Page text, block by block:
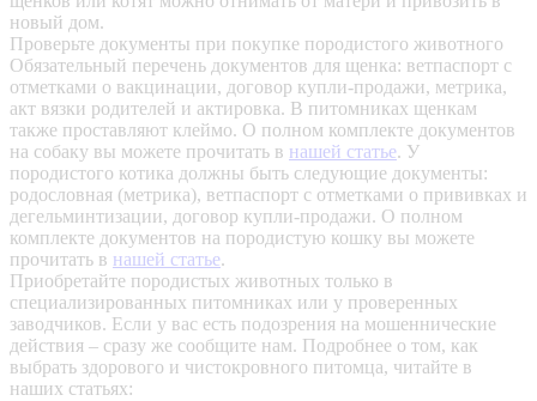
новый дом.
Проверьте документы при покупке породистого животного
Обязательный перечень документов для щенка: ветпаспорт с
отметками о вакцинации, договор купли-продажи, метрика,
акт вязки родителей и актировка. В питомниках щенкам
также проставляют клеймо. О полном комплекте документов
на собаку вы можете прочитать в нашей статье. У
породистого котика должны быть следующие документы:
родословная (метрика), ветпаспорт с отметками о прививках и
дегельминтизации, договор купли-продажи. О полном
комплекте документов на породистую кошку вы можете
прочитать в нашей статье.
Приобретайте породистых животных только в
специализированных питомниках или у проверенных
заводчиков. Если у вас есть подозрения на мошеннические
действия – сразу же сообщите нам. Подробнее о том, как
выбрать здорового и чистокровного питомца, читайте в
наших статьях: